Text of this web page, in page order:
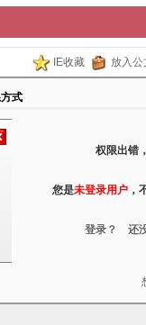
IE收藏 放入公
式
权限出错
您是未登录用户 ，
登录？ 还